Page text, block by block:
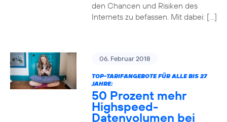
den Chancen und Risiken des
Internets zu befassen. Mit dabei: […]
06. Februar 2018
TOP-TARIFANGEBOTE FÜR ALLE BIS 27
JAHRE:
50 Prozent mehr
Highspeed-
Datenvolumen bei